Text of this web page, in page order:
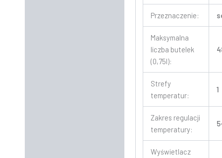
Przeznaczenie:
Maksymalna
liczba butelek
(0,75l):
Strefy
temperatur:
1
Zakres regulacji
temperatury:
Wyświetlacz